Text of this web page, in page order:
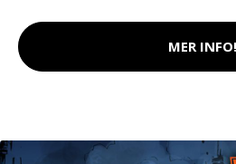
MER INFO!